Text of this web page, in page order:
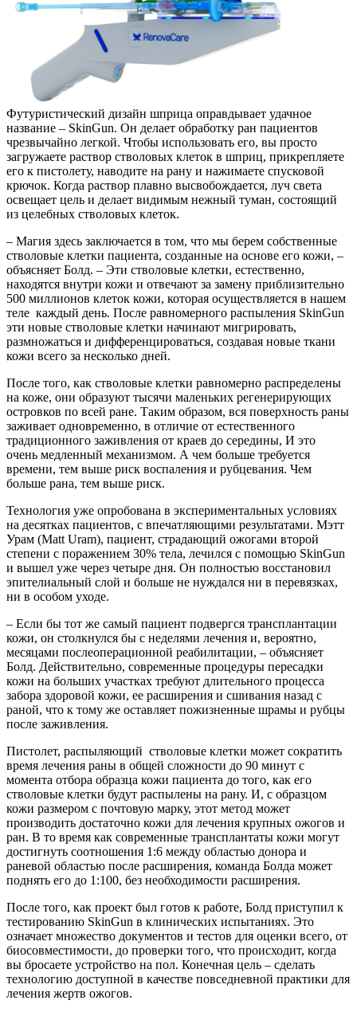
Футуристический дизайн шприца оправдывает удачное
название – SkinGun. Он делает обработку ран пациентов
чрезвычайно легкой. Чтобы использовать его, вы просто
загружаете раствор стволовых клеток в шприц, прикрепляете
его к пистолету, наводите на рану и нажимаете спусковой
крючок. Когда раствор плавно высвобождается, луч света
освещает цель и делает видимым нежный туман, состоящий
из целебных стволовых клеток.
– Магия здесь заключается в том, что мы берем собственные
стволовые клетки пациента, созданные на основе его кожи, –
объясняет Болд. – Эти стволовые клетки, естественно,
находятся внутри кожи и отвечают за замену приблизительно
500 миллионов клеток кожи, которая осуществляется в нашем
теле каждый день. После равномерного распыления SkinGun
эти новые стволовые клетки начинают мигрировать,
размножаться и дифференцироваться, создавая новые ткани
кожи всего за несколько дней.
После того, как стволовые клетки равномерно распределены
на коже, они образуют тысячи маленьких регенерирующих
островков по всей ране. Таким образом, вся поверхность раны
заживает одновременно, в отличие от естественного
традиционного заживления от краев до середины, И это
очень медленный механизмом. А чем больше требуется
времени, тем выше риск воспаления и рубцевания. Чем
больше рана, тем выше риск.
Технология уже опробована в экспериментальных условиях
на десятках пациентов, с впечатляющими результатами. Мэтт
Урам (Matt Uram), пациент, страдающий ожогами второй
степени с поражением 30% тела, лечился с помощью SkinGun
и вышел уже через четыре дня. Он полностью восстановил
эпителиальный слой и больше не нуждался ни в перевязках,
ни в особом уходе.
– Если бы тот же самый пациент подвергся трансплантации
кожи, он столкнулся бы с неделями лечения и, вероятно,
месяцами послеоперационной реабилитации, – объясняет
Болд. Действительно, современные процедуры пересадки
кожи на больших участках требуют длительного процесса
забора здоровой кожи, ее расширения и сшивания назад с
раной, что к тому же оставляет пожизненные шрамы и рубцы
после заживления.
Пистолет, распыляющий стволовые клетки может сократить
время лечения раны в общей сложности до 90 минут с
момента отбора образца кожи пациента до того, как его
стволовые клетки будут распылены на рану. И, с образцом
кожи размером с почтовую марку, этот метод может
производить достаточно кожи для лечения крупных ожогов и
ран. В то время как современные трансплантаты кожи могут
достигнуть соотношения 1:6 между областью донора и
раневой областью после расширения, команда Болда может
поднять его до 1:100, без необходимости расширения.
После того, как проект был готов к работе, Болд приступил к
тестированию SkinGun в клинических испытаниях. Это
означает множество документов и тестов для оценки всего, от
биосовместимости, до проверки того, что происходит, когда
вы бросаете устройство на пол. Конечная цель – сделать
технологию доступной в качестве повседневной практики для
лечения жертв ожогов.